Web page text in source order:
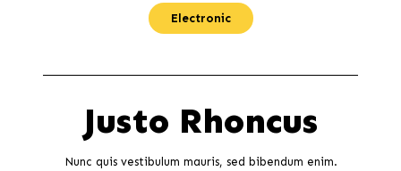
Electronic
Justo Rhoncus
Nunc quis vestibulum mauris, sed bibendum enim.